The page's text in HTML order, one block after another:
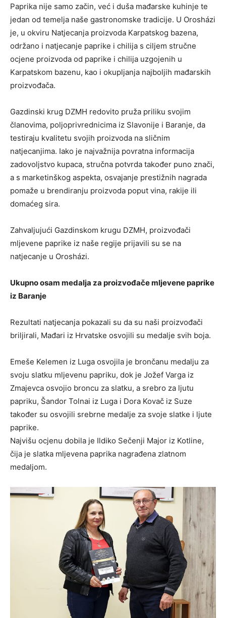
Paprika nije samo začin, već i duša mađarske kuhinje te
jedan od temelja naše gastronomske tradicije. U Orosházi
je, u okviru Natjecanja proizvoda Karpatskog bazena,
održano i natjecanje paprike i chilija s ciljem stručne
ocjene proizvoda od paprike i chilija uzgojenih u
Karpatskom bazenu, kao i okupljanja najboljih mađarskih
proizvođača.
Gazdinski krug DZMH redovito pruža priliku svojim
članovima, poljoprivrednicima iz Slavonije i Baranje, da
testiraju kvalitetu svojih proizvoda na sličnim
natjecanjima. Iako je najvažnija povratna informacija
zadovoljstvo kupaca, stručna potvrda također puno znači,
a s marketinškog aspekta, osvajanje prestižnih nagrada
pomaže u brendiranju proizvoda poput vina, rakije ili
domaćeg sira.
Zahvaljujući Gazdinskom krugu DZMH, proizvođači
mljevene paprike iz naše regije prijavili su se na
natjecanje u Orosházi.
Ukupno osam medalja za proizvođače mljevene paprike
iz Baranje
Rezultati natjecanja pokazali su da su naši proizvođači
briljirali, Mađari iz Hrvatske osvojili su medalje svih boja.
Emeše Kelemen iz Luga osvojila je brončanu medalju za
svoju slatku mljevenu papriku, dok je Jožef Varga iz
Zmajevca osvojio broncu za slatku, a srebro za ljutu
papriku, Šandor Tolnai iz Luga i Dora Kovač iz Suze
također su osvojili srebrne medalje za svoje slatke i ljute
paprike.
Najvišu ocjenu dobila je Ildiko Sečenji Major iz Kotline,
čija je slatka mljevena paprika nagrađena zlatnom
medaljom.